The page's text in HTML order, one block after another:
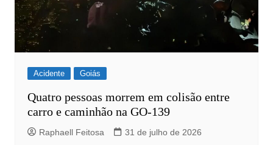
Acidente Goiás
Quatro pessoas morrem em colisão entre
carro e caminhão na GO-139
Raphaell Feitosa 31 de julho de 2026